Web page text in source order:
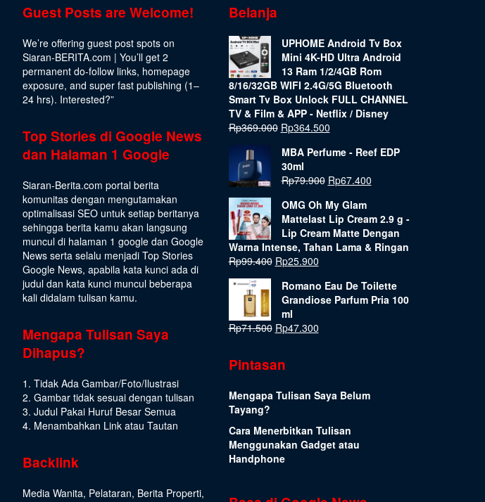
Guest Posts are Welcome!
We’re offering guest post spots on
Siaran-BERITA.com | You’ll get 2
permanent do-follow links, homepage
exposure, and super fast publishing (1–
24 hrs). Interested?”
Top Stories di Google News
dan Halaman 1 Google
Siaran-Berita.com portal berita
komunitas dengan mengutamakan
optimalisasi SEO untuk setiap beritanya
sehingga berita kamu akan langsung
muncul di halaman 1 google dan Google
News serta selalu menjadi Top Stories
Google News, apabila kata kunci ada di
judul dan kata kunci muncul beberapa
kali didalam tulisan kamu.
Mengapa Tulisan Saya
Dihapus?
1. Tidak Ada Gambar/Foto/Ilustrasi
2. Gambar tidak sesuai dengan tulisan
3. Judul Pakai Huruf Besar Semua
4. Menambahkan Link atau Tautan
Backlink
Media Wanita, Pelataran, Berita Properti,
Belanja
UPHOME Android Tv Box
Mini 4K-HD Ultra Android
13 Ram 1/2/4GB Rom
8/16/32GB WIFI 2.4G/5G Bluetooth
Smart Tv Box Unlock FULL CHANNEL
TV & Film & APP - Netflix / Disney
Rp369.000 Rp364.500
MBA Perfume - Reef EDP
30ml
Rp79.900 Rp67.400
OMG Oh My Glam
Mattelast Lip Cream 2.9 g -
Lip Cream Matte Dengan
Warna Intense, Tahan Lama & Ringan
Rp99.400 Rp25.900
Romano Eau De Toilette
Grandiose Parfum Pria 100
ml
Rp71.500 Rp47.300
Pintasan
Mengapa Tulisan Saya Belum
Tayang?
Cara Menerbitkan Tulisan
Menggunakan Gadget atau
Handphone